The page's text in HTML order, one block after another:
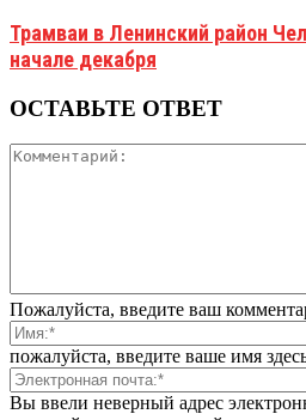
Трамваи в Ленинский район
начале декабря
ОСТАВЬТЕ ОТВЕТ
Пожалуйста, введите ваш
пожалуйста, введите ваше имя
Вы ввели неверный адрес